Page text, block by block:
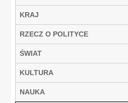
KRAJ
RZECZ O POLITYCE
ŚWIAT
KULTURA
NAUKA